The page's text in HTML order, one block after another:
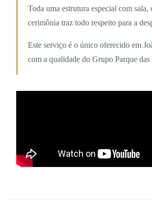
Toda uma estrutura especial com sala,
cerimônia traz todo respeito para a
Este serviço é o único oferecido em
com a qualidade do Grupo Parque das